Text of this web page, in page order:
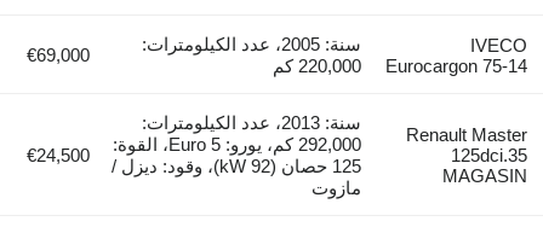
IVECO
Eurocargon 75-14
سنة: 2005، عدد الكيلومترات:
220,000 كم
€69,000
Renault Master
125dci.35
MAGASIN
سنة: 2013، عدد الكيلومترات:
292,000 كم، يورو: Euro 5، القوة:
125 حصان (92 kW)، وقود: ديزل /
مازوت
€24,500